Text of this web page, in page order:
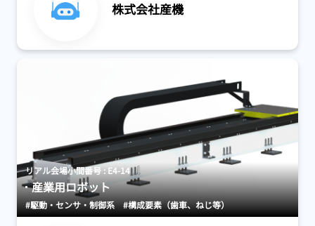
株式会社産機
リアル会場小間番号 : E4-14
産業用ロボット
#駆動・センサ・制御系 #構成要素（歯車、ねじ等）